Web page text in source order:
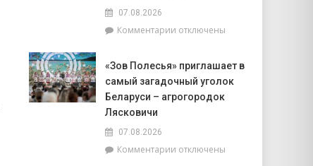
председателем
депутатов
Инной
Михаленко
в
07.08.2026
Комментариик
почёта.
На
6
в
отключены
«Зов Полесья» приглашает в
самый загадочный уголок
Беларуси – агрогородок
Лясковичи
07.08.2026
Комментариикотключены